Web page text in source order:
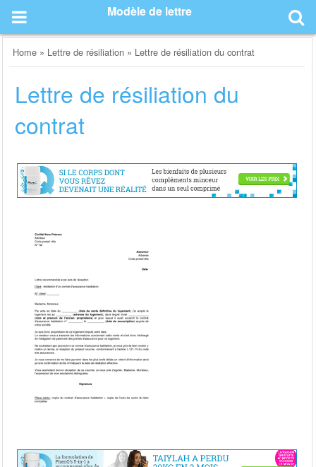
content
Modèle de lettre
Home » Lettre de résiliation » Lettre de résiliation du contrat
Lettre de résiliation du
contrat